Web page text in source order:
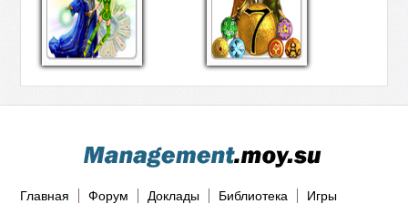
Главная Форум Доклады Библиотека Игры